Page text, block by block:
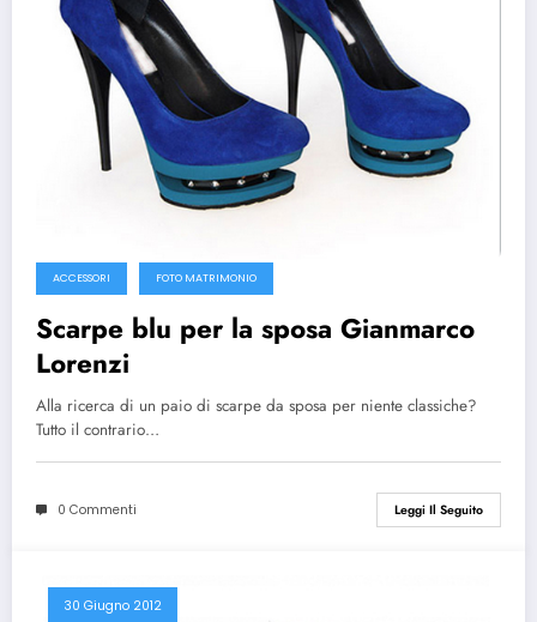
ACCESSORI FOTO MATRIMONIO
Scarpe blu per la sposa Gianmarco
Lorenzi
Alla ricerca di un paio di scarpe da sposa per niente classiche?
Tutto il contrario…
0 Commenti Leggi Il Seguito
30 Giugno 2012